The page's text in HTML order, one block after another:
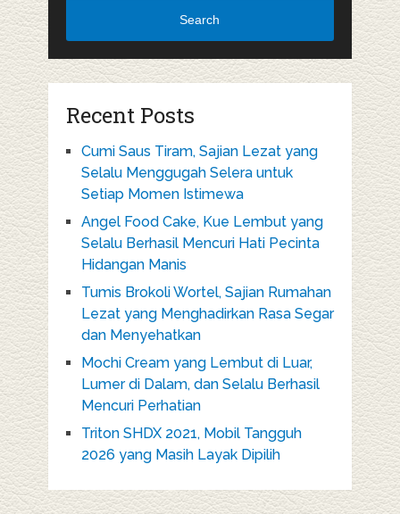
Search
Recent Posts
Cumi Saus Tiram, Sajian Lezat yang
Selalu Menggugah Selera untuk
Setiap Momen Istimewa
Angel Food Cake, Kue Lembut yang
Selalu Berhasil Mencuri Hati Pecinta
Hidangan Manis
Tumis Brokoli Wortel, Sajian Rumahan
Lezat yang Menghadirkan Rasa Segar
dan Menyehatkan
Mochi Cream yang Lembut di Luar,
Lumer di Dalam, dan Selalu Berhasil
Mencuri Perhatian
Triton SHDX 2021, Mobil Tangguh
2026 yang Masih Layak Dipilih